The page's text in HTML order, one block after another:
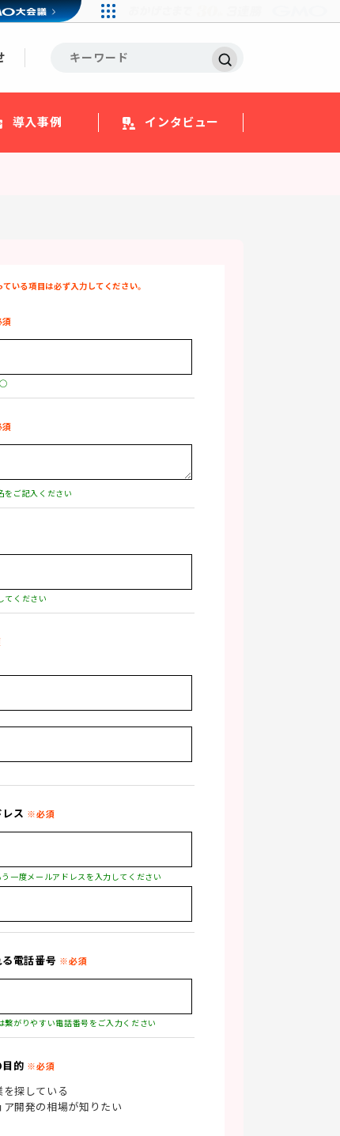
導入事例 インタビュー
をご記入ください
てください
ス
電話番号
繋がりやすい電話番号をご入力ください
目的
を探している
ア開発の相場が知りたい